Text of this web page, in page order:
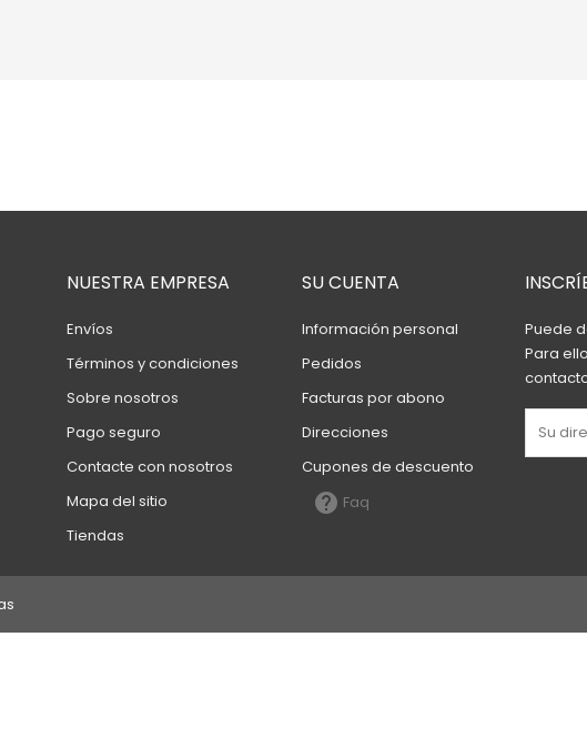
NUESTRA EMPRESA
Envíos
Términos y condiciones
Sobre nosotros
Pago seguro
Contacte con nosotros
Mapa del sitio
Tiendas
SU CUENTA
Información personal
Pedidos
Facturas por abono
Direcciones
Cupones de descuento
 Faq
Puede
Para